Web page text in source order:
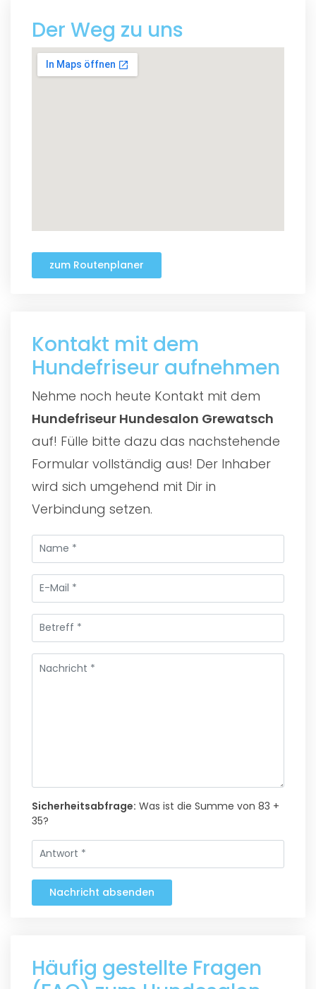
Der Weg zu uns
zum Routenplaner
Kontakt mit dem
Hundefriseur aufnehmen
Nehme noch heute Kontakt mit dem
Hundefriseur Hundesalon Grewatsch
auf! Fülle bitte dazu das nachstehende
Formular vollständig aus! Der Inhaber
wird sich umgehend mit Dir in
Verbindung setzen.
Sicherheitsabfrage: Was ist die Summe von 83 +
35?
Nachricht absenden
Häufig gestellte Fragen